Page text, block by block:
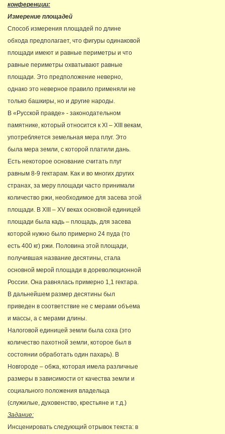
конференции:
Измерение площадей
Способ измерения площадей по длине
обхода предполагает, что фигуры одинаковой
площади имеют и равные периметры и что
равные периметры охватывают равные
площади. Это предположение неверно,
однако это неверное правило применяли не
только башкиры, но и другие народы.
В «Русской правде» - законодательном
памятнике, который относится к XI – XIII векам,
употребляется земельная мера плуг. Это
была мера земли, с которой платили дань.
Есть некоторое основание считать плуг
равным 8-9 гектарам. Как и во многих других
странах, за меру площади часто принимали
количество ржи, необходимое для засева этой
площади. В XIII – XV веках основной единицей
площади была кадь – площадь, для засева
которой нужно было примерно 24 пуда (то
есть 400 кг) ржи. Половина этой площади,
получившая название десятины, стала
основной мерой площади в дореволюционной
России. Она равнялась примерно 1,1 гектара.
В дальнейшем размер десятины был
приведен в соответствие не с мерами объема
и массы, а с мерами длины.
Налоговой единицей земли была соха (это
количество пахотной земли, которое был в
состоянии обработать один пахарь). В
Новгороде – обжа, которая имела различные
размеры в зависимости от качества земли и
социального положения владельца
(служилые, духовенство, крестьяне и т.д.)
Задание:
Инсценировать следующий отрывок текста: в